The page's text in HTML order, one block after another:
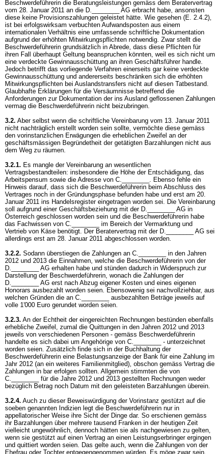
Beschwerdeführerin die Beratungsleistungen gemäss dem Beratervertrag
vom 28. Januar 2011 an die D.________ AG erbracht habe, ansonsten
diese keine Provisionszahlungen geleistet hätte. Wie gesehen (E. 2.4.2),
ist bei erfolgswirksam verbuchten Aufwandsposten aus einem
internationalen Verhältnis eine umfassende schriftliche Dokumentation
aufgrund der erhöhten Mitwirkungspflichten notwendig. Zwar stellt die
Beschwerdeführerin grundsätzlich in Abrede, dass diese Pflichten für
ihren Fall überhaupt Geltung beanspruchen könnten, weil es sich nicht um
eine verdeckte Gewinnausschüttung an ihren Geschäftsführer handle.
Jedoch betrifft das vorliegende Verfahren einerseits gar keine verdeckte
Gewinnausschüttung und andererseits beschränken sich die erhöhten
Mitwirkungspflichten bei Auslandstransfers nicht auf diesen Tatbestand.
Glaubhafte Erklärungen für die Versäumnisse betreffend die
Anforderungen zur Dokumentation der ins Ausland geflossenen Zahlungen
vermag die Beschwerdeführerin nicht beizubringen.
3.2. Aber selbst wenn die schriftliche Vereinbarung vom 13. Januar 2011
nicht nachträglich erstellt worden sein sollte, vermöchte diese gemäss
den vorinstanzlichen Erwägungen die erheblichen Zweifel an der
geschäftsmässigen Begründetheit der getätigten Barzahlungen nicht aus
dem Weg zu räumen.
3.2.1. Es mangle der Vereinbarung an wesentlichen
Vertragsbestandteilen: insbesondere die Höhe der Entschädigung, das
Arbeitspensum sowie die Adresse von C.________. Ebenso fehle ein
Hinweis darauf, dass sich die Beschwerdeführerin beim Abschluss des
Vertrages noch in der Gründungsphase befunden habe und erst am 20.
Januar 2011 ins Handelsregister eingetragen worden sei. Die Vereinbarung
soll aufgrund einer Geschäftsbeziehung mit der D.________ AG in
Österreich geschlossen worden sein und die Beschwerdeführerin habe
das Fachwissen von C.________ im Bereich der Vermarktung und
Vertrieb von Käse benötigt. Der Beratervertrag mit der D.________ AG sei
allerdings erst am 28. Januar 2011 abgeschlossen worden.
3.2.2. Sodann überstiegen die Zahlungen an C.________ in den Jahren
2012 und 2013 die Einnahmen, welche die Beschwerdeführerin von der
D.________ AG erhalten habe und stünden dadurch in Widerspruch zur
Darstellung der Beschwerdeführerin, wonach die Zahlungen der
D.________ AG erst nach Abzug eigener Kosten und eines eigenen
Honorars ausbezahlt worden seien. Ebensowenig sei nachvollziehbar, aus
welchen Gründen die an C.________ ausbezahlten Beträge jeweils auf
volle 1'000 Euro gerundet worden seien.
3.2.3. An der Echtheit der eingereichten Rechnungen bestünden ebenfalls
erhebliche Zweifel, zumal die Quittungen in den Jahren 2012 und 2013
jeweils von verschiedenen Personen - gemäss Beschwerdeführerin
handelte es sich dabei um Angehörige von C.________ - unterzeichnet
worden seien. Zusätzlich finde sich in der Buchhaltung der
Beschwerdeführerin eine Belastungsanzeige der Bank für eine Zahlung im
Jahr 2012 (an ein weiteres Familienmitglied), obschon gemäss Vertrag die
Zahlungen in bar erfolgen sollten. Allgemein stimmten die von
C.________ für die Jahre 2012 und 2013 gestellten Rechnungen weder
bezüglich Betrag noch Datum mit den geleisteten Barzahlungen überein.
3.2.4. Auch zu dieser Beweiswürdigung der Vorinstanz gestützt auf die
soeben genannten Indizien legt die Beschwerdeführerin nur in
appellatorischer Weise ihre Sicht der Dinge dar. So erschienen gemäss
ihr Barzahlungen über mehrere tausend Franken in der heutigen Zeit
vielleicht ungewöhnlich, dennoch hätten sie als nachgewiesen zu gelten,
wenn sie gestützt auf einen Vertrag an einen Leistungserbringer ergingen
und quittiert worden seien. Das gelte auch, wenn die Zahlungen von der
Ehefrau oder Tochter entgegengenommen würden. Es möge zwar sein,